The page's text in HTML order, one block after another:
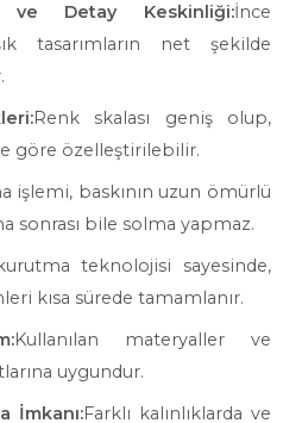
ve Detay Keskinliği:İnce
tasarımların net şekilde
Renk skalası geniş olup,
göre özelleştirilebilir.
işlemi, baskının uzun ömürlü
sonrası bile solma yapmaz.
teknolojisi sayesinde,
kısa sürede tamamlanır.
Kullanılan materyaller ve
uygundur.
İmkanı:Farklı kalınlıklarda ve